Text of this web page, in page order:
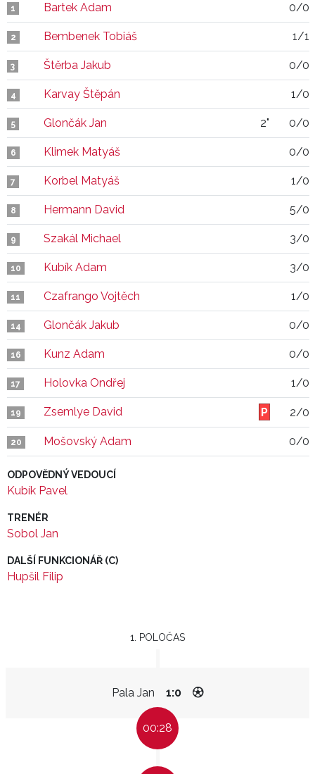
1 Bartek Adam 0/0
2 Bembenek Tobiáš 1/1
3 Štěrba Jakub 0/0
4 Karvay Štěpán 1/0
5 Glončák Jan 2" 0/0
6 Klimek Matyáš 0/0
7 Korbel Matyáš 1/0
8 Hermann David 5/0
9 Szakál Michael 3/0
10 Kubík Adam 3/0
11 Czafrango Vojtěch 1/0
14 Glončák Jakub 0/0
16 Kunz Adam 0/0
17 Holovka Ondřej 1/0
19 Zsemlye David 2/0
20 Mošovský Adam 0/0
ODPOVĚDNÝ VEDOUCÍ
Kubík Pavel
TRENÉR
Sobol Jan
DALŠÍ FUNKCIONÁŘ (C)
Hupšil Filip
1. POLOČAS
Pala Jan 1:0
00:28